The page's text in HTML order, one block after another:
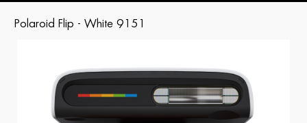
Polaroid Flip - White 9151